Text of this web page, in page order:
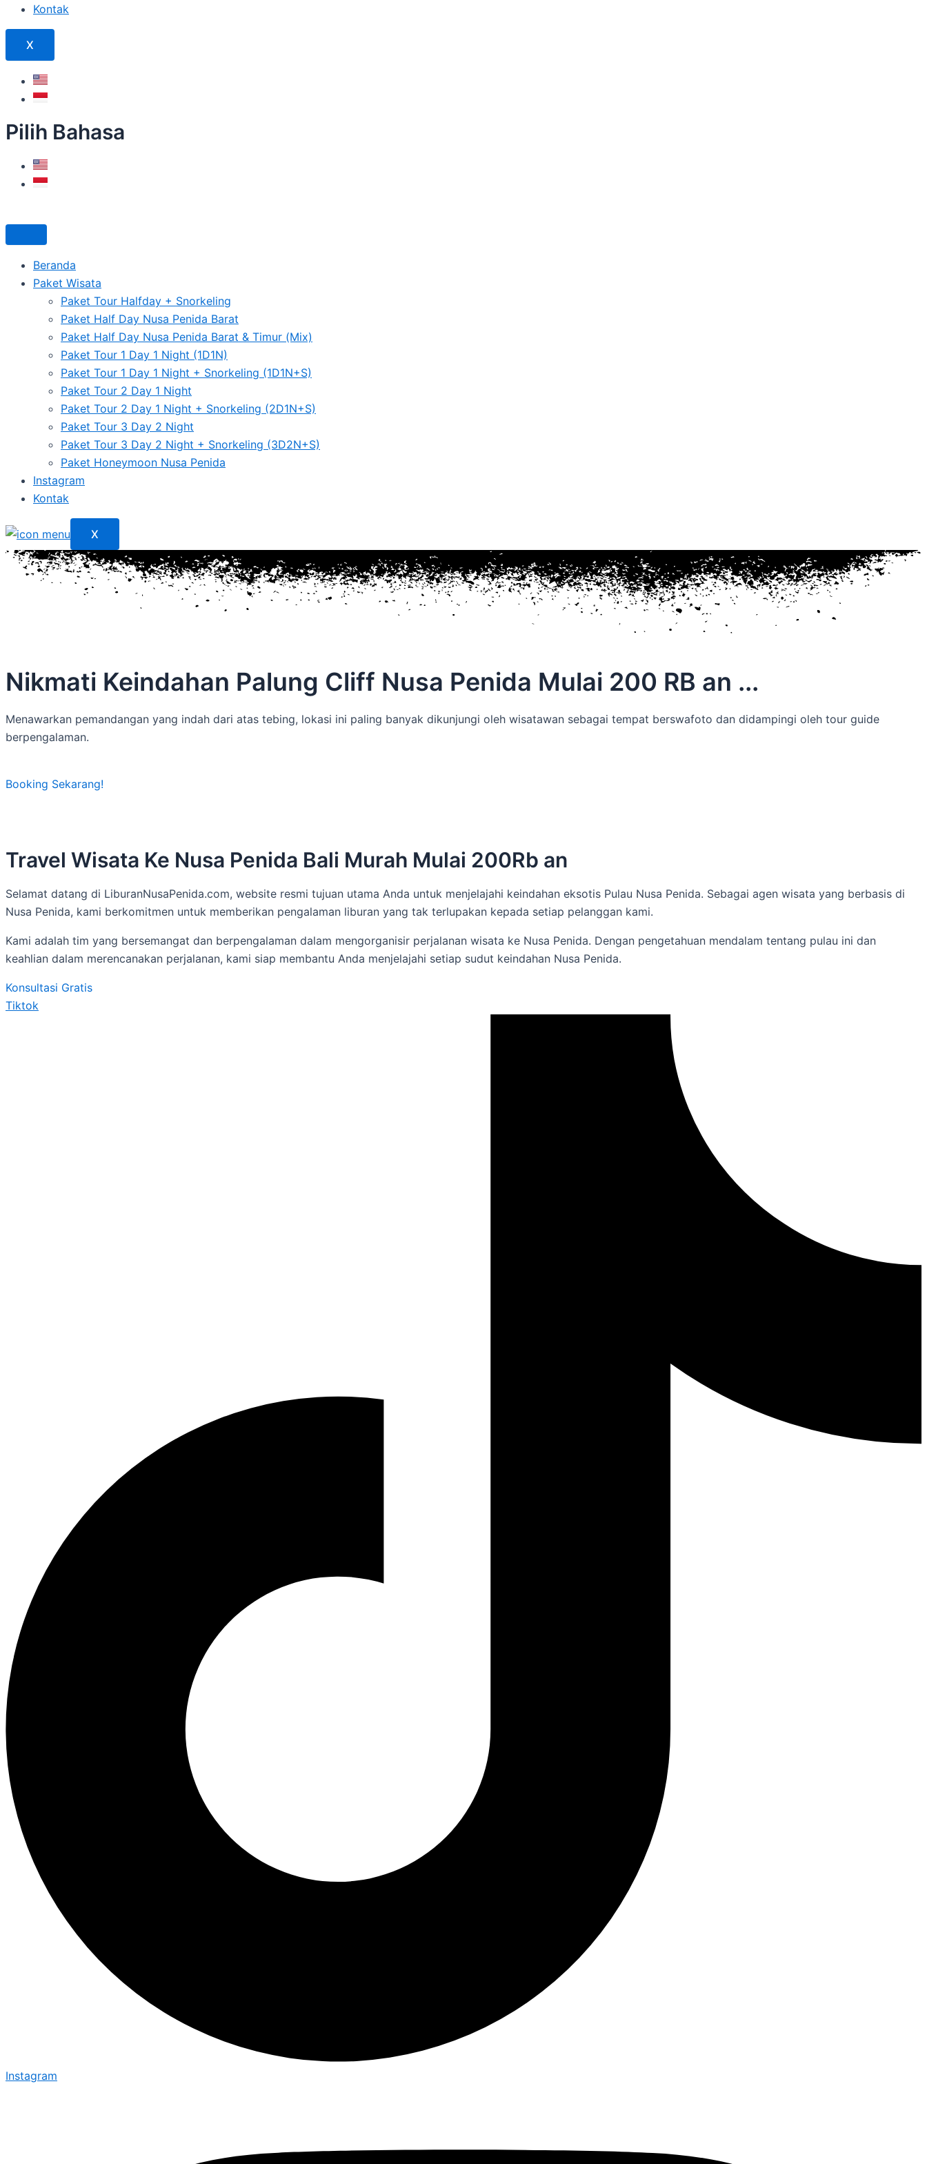
Kontak
X
Pilih Bahasa
Beranda
Paket Wisata
Paket Tour Halfday + Snorkeling
Paket Half Day Nusa Penida Barat
Paket Half Day Nusa Penida Barat & Timur (Mix)
Paket Tour 1 Day 1 Night (1D1N)
Paket Tour 1 Day 1 Night + Snorkeling (1D1N+S)
Paket Tour 2 Day 1 Night
Paket Tour 2 Day 1 Night + Snorkeling (2D1N+S)
Paket Tour 3 Day 2 Night
Paket Tour 3 Day 2 Night + Snorkeling (3D2N+S)
Paket Honeymoon Nusa Penida
Instagram
Kontak
X
Nikmati Keindahan Palung Cliff Nusa Penida Mulai 200 RB an ...
Menawarkan pemandangan yang indah dari atas tebing, lokasi ini paling banyak dikunjungi oleh wisatawan sebagai tempat berswafoto dan didampingi oleh tour guide
berpengalaman.
Booking Sekarang!
Travel Wisata Ke Nusa Penida Bali Murah Mulai 200Rb an
Selamat datang di LiburanNusaPenida.com, website resmi tujuan utama Anda untuk menjelajahi keindahan eksotis Pulau Nusa Penida. Sebagai agen wisata yang berbasis di
Nusa Penida, kami berkomitmen untuk memberikan pengalaman liburan yang tak terlupakan kepada setiap pelanggan kami.
Kami adalah tim yang bersemangat dan berpengalaman dalam mengorganisir perjalanan wisata ke Nusa Penida. Dengan pengetahuan mendalam tentang pulau ini dan
keahlian dalam merencanakan perjalanan, kami siap membantu Anda menjelajahi setiap sudut keindahan Nusa Penida.
Konsultasi Gratis
Tiktok
Instagram